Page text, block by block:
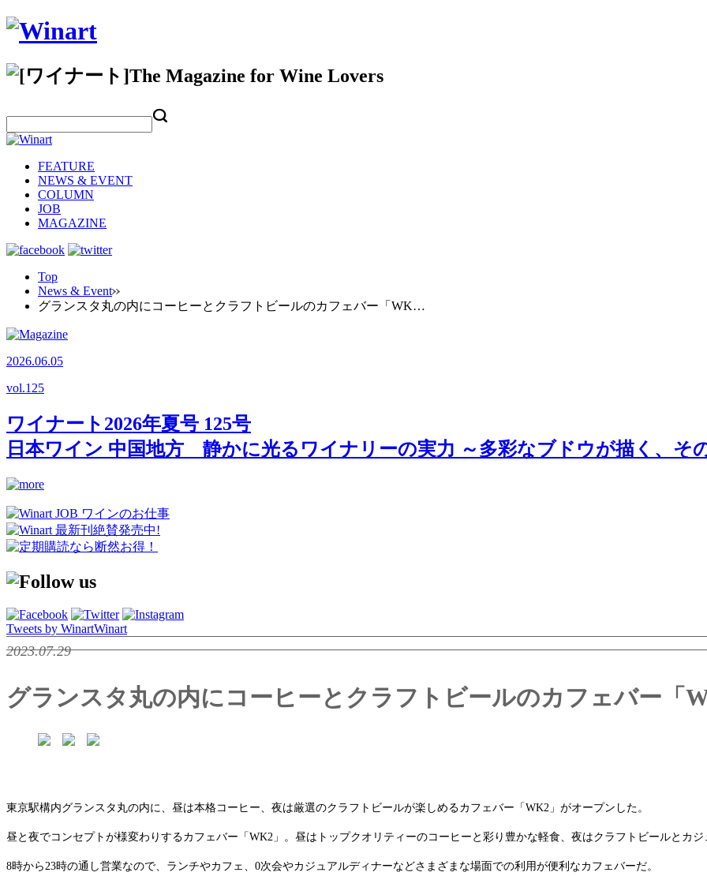
FEATURE
NEWS & EVENT
COLUMN
JOB
MAGAZINE
Top
News & Event
グランスタ丸の内にコーヒーとクラフトビールのカフェバー「WK…
2026.06.05
vol.125
ワイナート2026年夏号 125号
日本ワイン 中国地方 静かに光るワイナリーの実力 ～多彩なブドウが描く、そ
Tweets by WinartWinart
2023.07.29
グランスタ丸の内にコーヒーとクラフトビールのカフェバー「
東京駅構内グランスタ丸の内に、昼は本格コーヒー、夜は厳選のクラフトビールが楽しめるカフェバー「WK2」がオープンした。
昼と夜でコンセプトが様変わりするカフェバー「WK2」。昼はトップクオリティーのコーヒーと彩り豊かな軽食、夜はクラフトビールとカジ
8時から23時の通し営業なので、ランチやカフェ、0次会やカジュアルディナーなどさまざまな場面での利用が便利なカフェバーだ。